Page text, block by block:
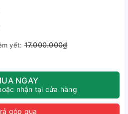
yết:17.000.000₫
NGAY
nhận tại cửa hàng
góp qua